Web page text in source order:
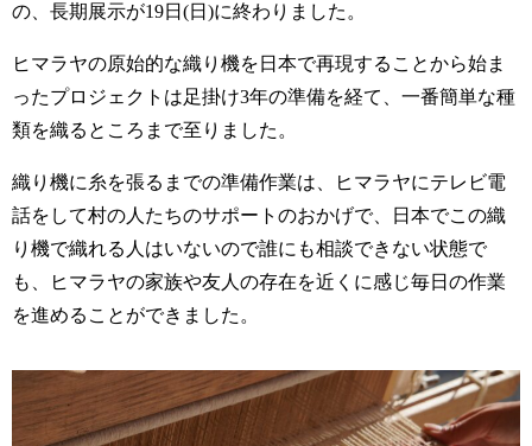
の、長期展示が19日(日)に終わりました。
ヒマラヤの原始的な織り機を日本で再現することから始ま
ったプロジェクトは足掛け3年の準備を経て、一番簡単な種
類を織るところまで至りました。
織り機に糸を張るまでの準備作業は、ヒマラヤにテレビ電
話をして村の人たちのサポートのおかげで、日本でこの織
り機で織れる人はいないので誰にも相談できない状態で
も、ヒマラヤの家族や友人の存在を近くに感じ毎日の作業
を進めることができました。